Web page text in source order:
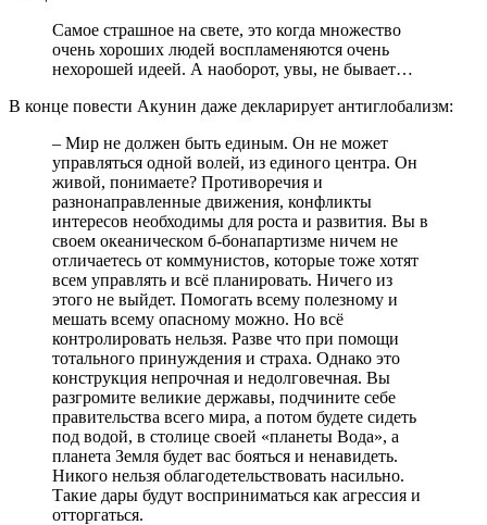
Самое страшное на свете, это когда множество
очень хороших людей воспламеняются очень
нехорошей идеей. А наоборот, увы, не бывает…
В конце повести Акунин даже декларирует антиглобализм:
– Мир не должен быть единым. Он не может
управляться одной волей, из единого центра. Он
живой, понимаете? Противоречия и
разнонаправленные движения, конфликты
интересов необходимы для роста и развития. Вы в
своем океаническом б-бонапартизме ничем не
отличаетесь от коммунистов, которые тоже хотят
всем управлять и всё планировать. Ничего из
этого не выйдет. Помогать всему полезному и
мешать всему опасному можно. Но всё
контролировать нельзя. Разве что при помощи
тотального принуждения и страха. Однако это
конструкция непрочная и недолговечная. Вы
разгромите великие державы, подчините себе
правительства всего мира, а потом будете сидеть
под водой, в столице своей «планеты Вода», а
планета Земля будет вас бояться и ненавидеть.
Никого нельзя облагодетельствовать насильно.
Такие дары будут восприниматься как агрессия и
отторгаться.